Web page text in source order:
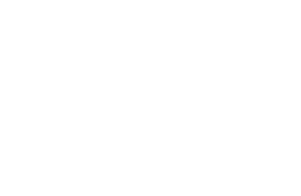
PADDENSTOELENACTIVITEITEN BIJ IVN